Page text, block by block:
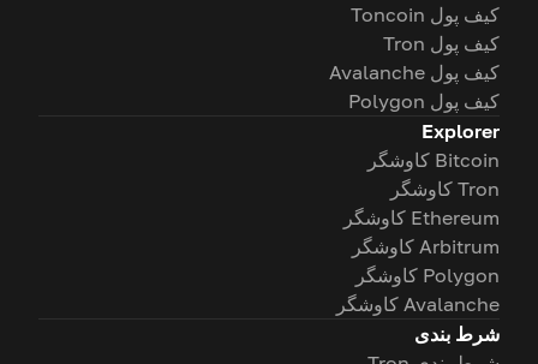
کیف پول Toncoin
کیف پول Tron
کیف پول Avalanche
کیف پول Polygon
Explorer
Bitcoin کاوشگر
Tron کاوشگر
Ethereum کاوشگر
Arbitrum کاوشگر
Polygon کاوشگر
Avalanche کاوشگر
شرط بندی